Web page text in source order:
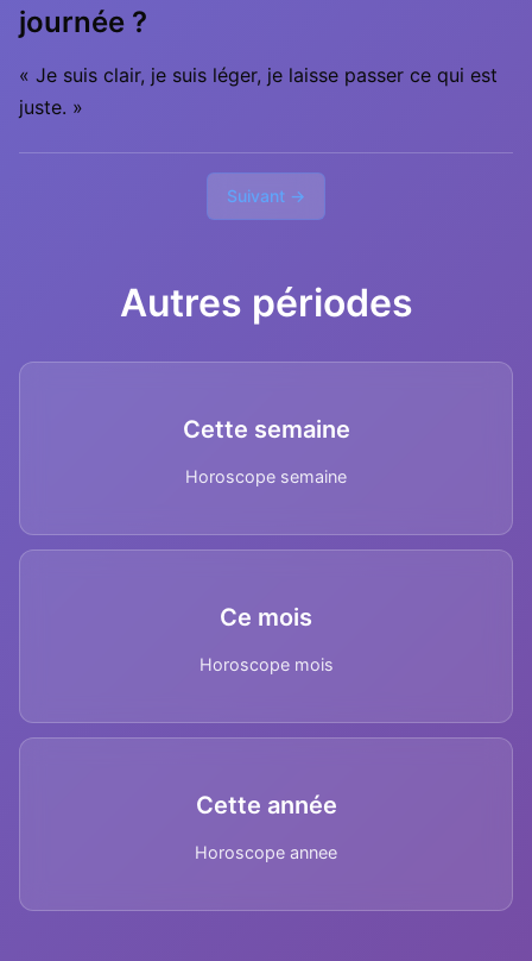
journée ?
« Je suis clair, je suis léger, je laisse passer ce qui est
juste. »
Suivant →
Autres périodes
Cette semaine
Horoscope semaine
Ce mois
Horoscope mois
Cette année
Horoscope annee